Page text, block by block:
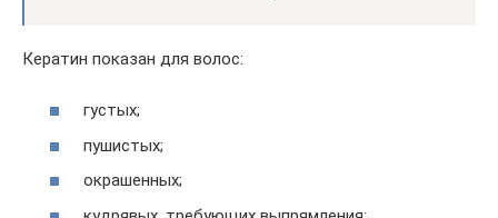
Кератин показан для волос:
густых;
пушистых;
окрашенных;